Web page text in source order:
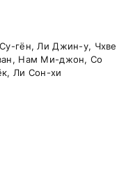
гён, Ли Джин-у, Чхве
Нам Ми-джон, Со
Ли Сон-хи